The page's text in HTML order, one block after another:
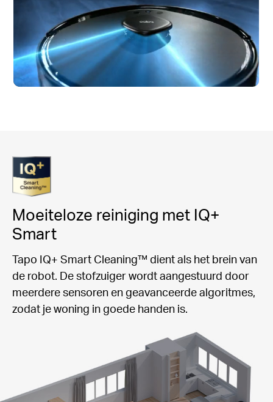
Moeiteloze reiniging met IQ+
Smart
Tapo IQ+ Smart Cleaning™ dient als het brein van
de robot. De stofzuiger wordt aangestuurd door
meerdere sensoren en geavanceerde algoritmes,
zodat je woning in goede handen is.